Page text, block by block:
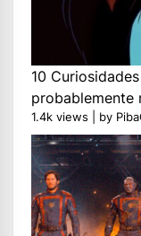
10
probablemente
1.4k views by